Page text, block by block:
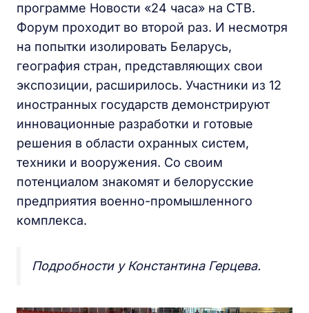
программе Новости «24 часа» на СТВ.
Форум проходит во второй раз. И несмотря
на попытки изолировать Беларусь,
география стран, представляющих свои
экспозиции, расширилось. Участники из 12
иностранных государств демонстрируют
инновационные разработки и готовые
решения в области охранных систем,
техники и вооружения. Со своим
потенциалом знакомят и белорусские
предприятия военно-промышленного
комплекса.
Подробности у Константина Герцева.